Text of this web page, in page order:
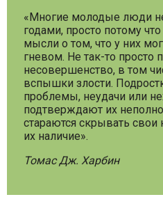
«Многие молодые люди
годами, просто потому
мысли о том, что у них
гневом. Не так-то просто
несовершенство, в том
вспышки злости.
проблемы, неудачи или
подтверждают их
стараются скрывать свои
их наличие».
Томас Дж. Харбин